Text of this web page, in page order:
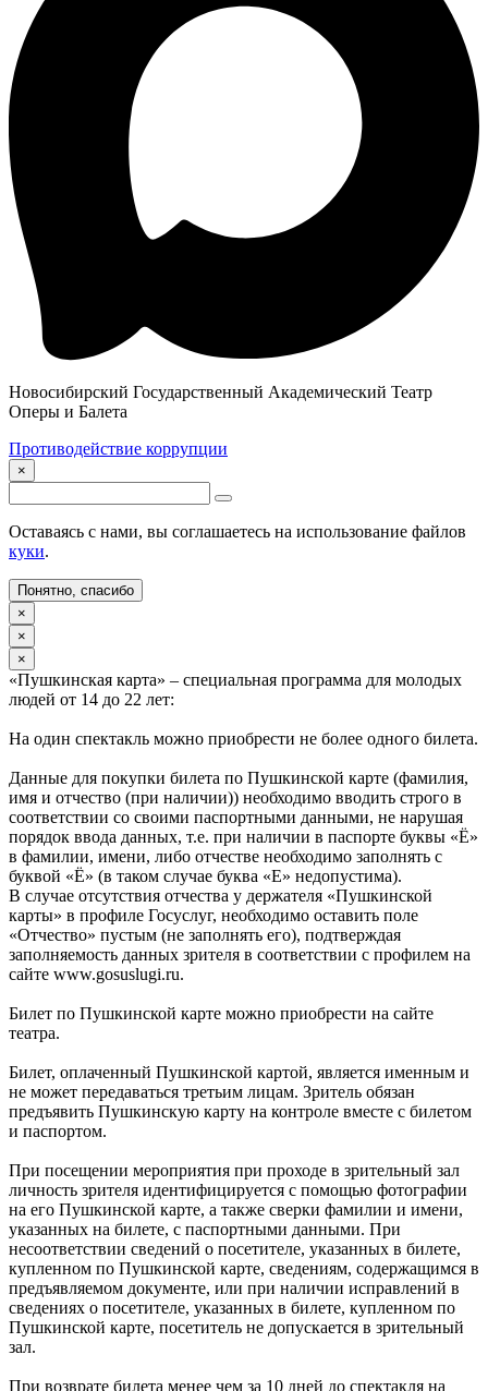
Новосибирский Государственный Академический Театр
Оперы и Балета
Противодействие коррупции
×
Оставаясь с нами, вы соглашаетесь на использование файлов
куки.
Понятно, спасибо
×
×
×
«Пушкинская карта» – специальная программа для молодых
людей от 14 до 22 лет:
На один спектакль можно приобрести не более одного билета.
Данные для покупки билета по Пушкинской карте (фамилия,
имя и отчество (при наличии)) необходимо вводить строго в
соответствии со своими паспортными данными, не нарушая
порядок ввода данных, т.е. при наличии в паспорте буквы «Ё»
в фамилии, имени, либо отчестве необходимо заполнять с
буквой «Ё» (в таком случае буква «Е» недопустима).
В случае отсутствия отчества у держателя «Пушкинской
карты» в профиле Госуслуг, необходимо оставить поле
«Отчество» пустым (не заполнять его), подтверждая
заполняемость данных зрителя в соответствии с профилем на
сайте www.gosuslugi.ru.
Билет по Пушкинской карте можно приобрести на сайте
театра.
Билет, оплаченный Пушкинской картой, является именным и
не может передаваться третьим лицам. Зритель обязан
предъявить Пушкинскую карту на контроле вместе с билетом
и паспортом.
При посещении мероприятия при проходе в зрительный зал
личность зрителя идентифицируется с помощью фотографии
на его Пушкинской карте, а также сверки фамилии и имени,
указанных на билете, с паспортными данными. При
несоответствии сведений о посетителе, указанных в билете,
купленном по Пушкинской карте, сведениям, содержащимся в
предъявляемом документе, или при наличии исправлений в
сведениях о посетителе, указанных в билете, купленном по
Пушкинской карте, посетитель не допускается в зрительный
зал.
При возврате билета менее чем за 10 дней до спектакля на